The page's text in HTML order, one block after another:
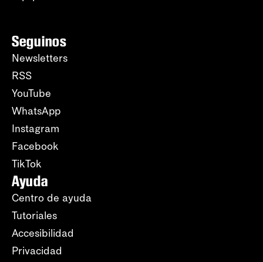
Seguinos
Newsletters
RSS
YouTube
WhatsApp
Instagram
Facebook
TikTok
Ayuda
Centro de ayuda
Tutoriales
Accesibilidad
Privacidad